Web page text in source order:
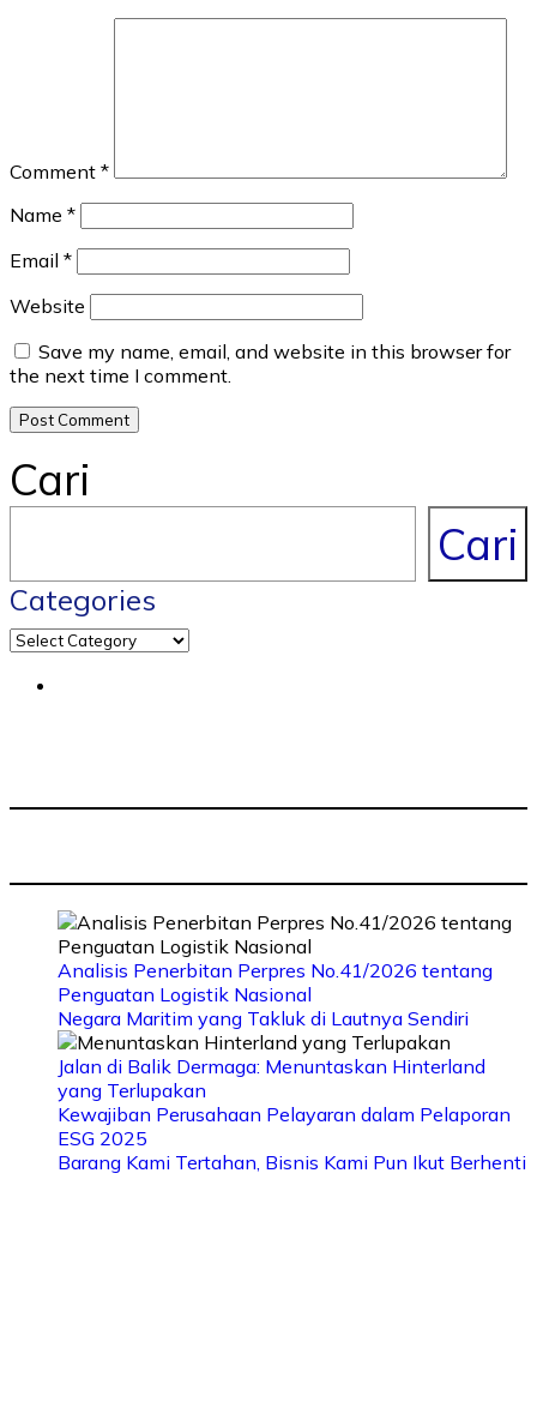
Comment *
Name *
Email *
Website
Save my name, email, and website in this browser for
the next time I comment.
Cari
Cari
Categories
Analisis Penerbitan Perpres No.41/2026 tentang
Penguatan Logistik Nasional
Negara Maritim yang Takluk di Lautnya Sendiri
Jalan di Balik Dermaga: Menuntaskan Hinterland
yang Terlupakan
Kewajiban Perusahaan Pelayaran dalam Pelaporan
ESG 2025
Barang Kami Tertahan, Bisnis Kami Pun Ikut Berhenti